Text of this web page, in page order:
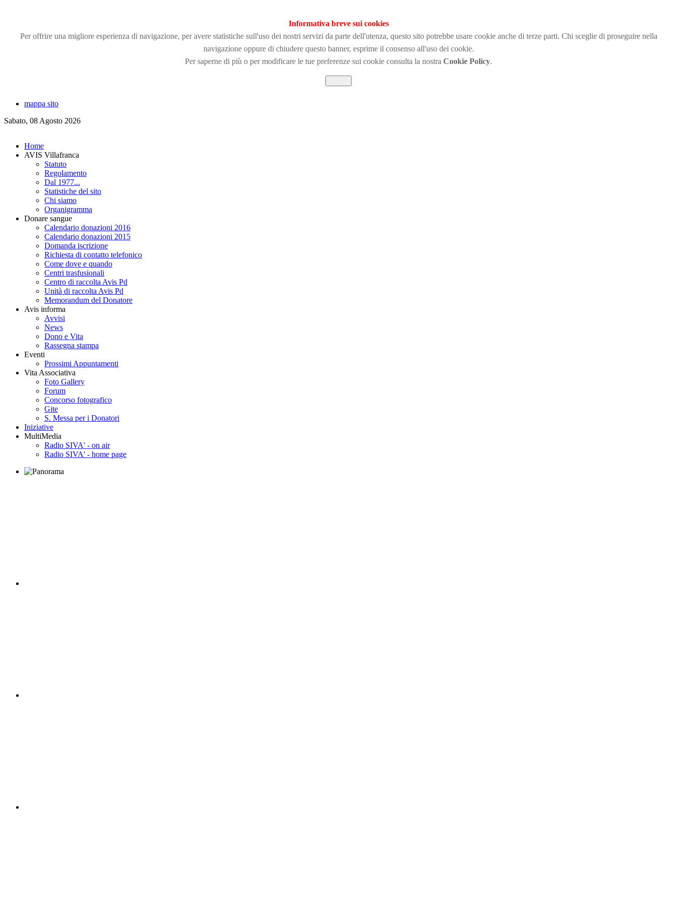
Informativa breve sui cookies
Per offrire una migliore esperienza di navigazione, per avere statistiche sull'uso dei nostri servizi da parte dell'utenza, questo sito potrebbe usare cookie anche di terze parti. Chi sceglie di proseguire nella
navigazione oppure di chiudere questo banner, esprime il consenso all'uso dei cookie.
Per saperne di più o per modificare le tue preferenze sui cookie consulta la nostra Cookie Policy.
mappa sito
Sabato, 08 Agosto 2026
Home
AVIS Villafranca
Statuto
Regolamento
Dal 1977...
Statistiche del sito
Chi siamo
Organigramma
Donare sangue
Calendario donazioni 2016
Calendario donazioni 2015
Domanda iscrizione
Richiesta di contatto telefonico
Come dove e quando
Centri trasfusionali
Centro di raccolta Avis Pd
Unità di raccolta Avis Pd
Memorandum del Donatore
Avis informa
Avvisi
News
Dono e Vita
Rassegna stampa
Eventi
Prossimi Appuntamenti
Vita Associativa
Foto Gallery
Forum
Concorso fotografico
Gite
S. Messa per i Donatori
Iniziative
MultiMedia
Radio SIVA' - on air
Radio SIVA' - home page